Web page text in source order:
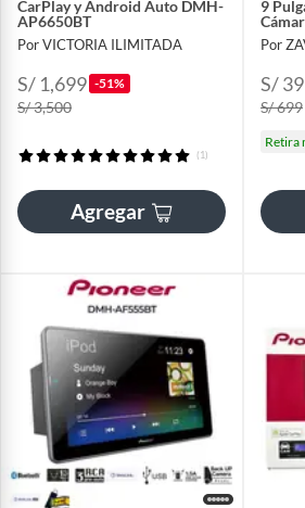
CarPlay y Android Auto DMH-
AP6650BT
Por VICTORIA ILIMITADA
S/ 1,699 -51%
S/ 3,500
(1)
Agregar
9
Por
S/
S/ 699
Retira